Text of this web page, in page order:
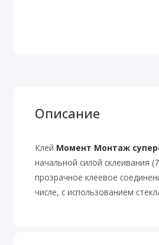
Описание
Клей Момент Монтаж
начальной силой склеивания
прозрачное клеевое
числе, с использованием